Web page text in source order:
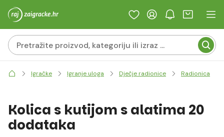
Igračke Igranje uloga Dječje radionice Radionica
Kolica s kutijom s alatima 20
dodataka